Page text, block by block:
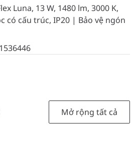
Luna, 13 W, 1480 lm, 3000 K,
có cấu trúc, IP20 | Bảo vệ ngón
Mở rộng tất cả